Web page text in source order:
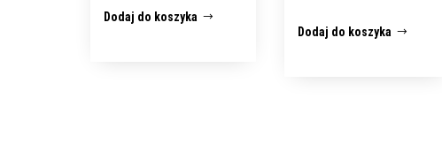
Dodaj do koszyka
Dodaj do koszyka